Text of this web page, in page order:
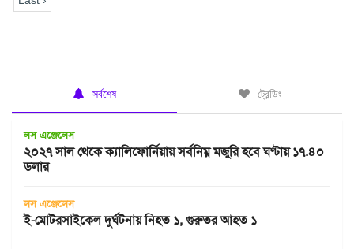
সর্বশেষ ট্রেন্ডিং
লস এঞ্জেলেস
২০২৭ সাল থেকে ক্যালিফোর্নিয়ায় সর্বনিম্ন মজুরি হবে ঘণ্টায় ১৭.৪০
ডলার
লস এঞ্জেলেস
ই-মোটরসাইকেল দুর্ঘটনায় নিহত ১, গুরুতর আহত ১